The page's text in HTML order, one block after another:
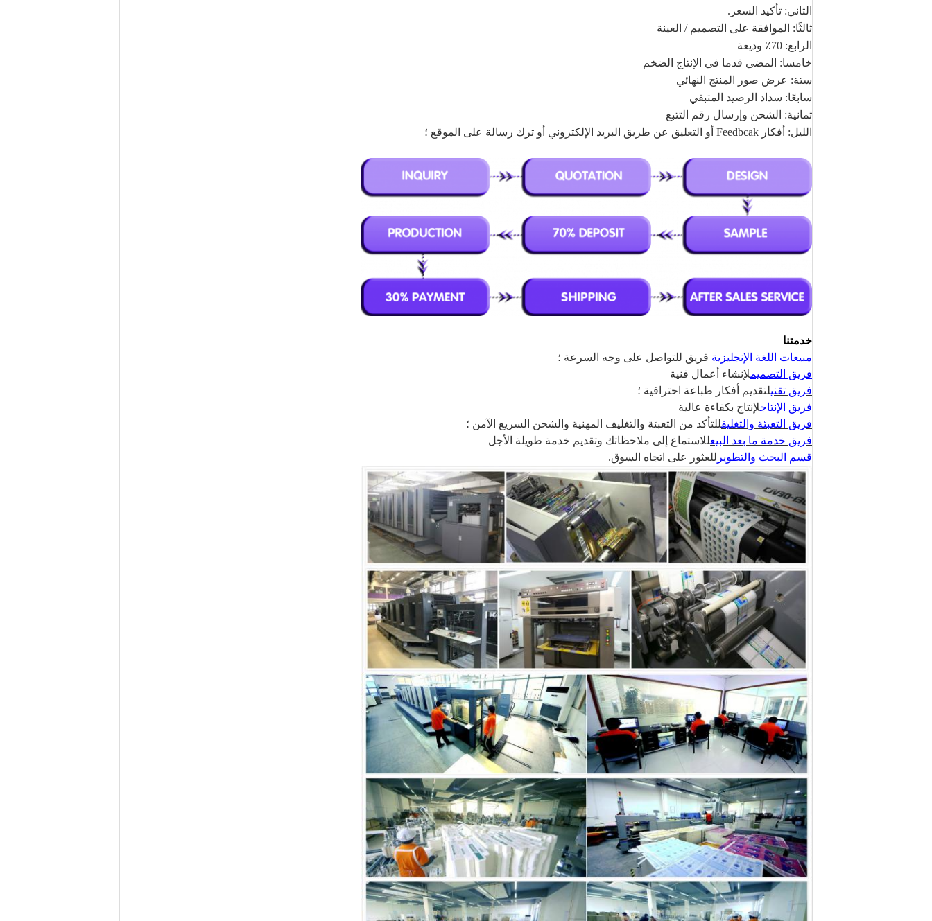
الثاني: تأكيد السعر.
ثالثًا: الموافقة على التصميم / العينة
الرابع: 70٪ وديعة
خامسا: المضي قدما في الإنتاج الضخم
ستة: عرض صور المنتج النهائي
سابعًا: سداد الرصيد المتبقي
ثمانية: الشحن وإرسال رقم التتبع
الليل: أفكار Feedbcak أو التعليق عن طريق البريد الإلكتروني أو ترك رسالة على الموقع ؛
خدمتنا
مبيعات اللغة الإنجليزية فريق للتواصل على وجه السرعة ؛
فريق التصميملإنشاء أعمال فنية
فريق تقنيلتقديم أفكار طباعة احترافية ؛
فريق الإنتاجلإنتاج بكفاءة عالية
فريق التعبئة والتغليفللتأكد من التعبئة والتغليف المهنية والشحن السريع الآمن ؛
فريق خدمة ما بعد البيعللاستماع إلى ملاحظاتك وتقديم خدمة طويلة الأجل
قسم البحث والتطوير للعثور على اتجاه السوق.